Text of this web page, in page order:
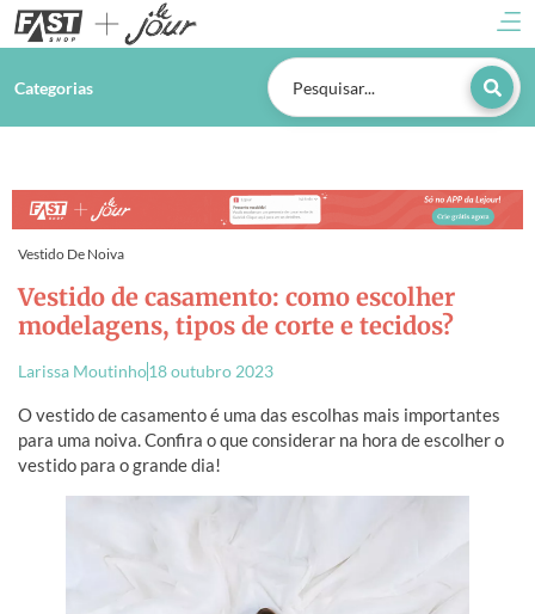
Categorias
Vestido De Noiva
Vestido de casamento: como escolher
modelagens, tipos de corte e tecidos?
Larissa Moutinho18 outubro 2023
O vestido de casamento é uma das escolhas mais importantes
para uma noiva. Confira o que considerar na hora de escolher o
vestido para o grande dia!